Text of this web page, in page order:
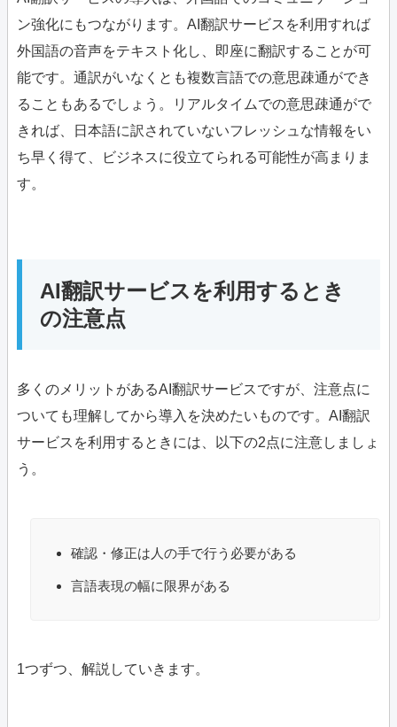
ン強化にもつながります。AI翻訳サービスを利用すれば
外国語の音声をテキスト化し、即座に翻訳することが可
能です。通訳がいなくとも複数言語での意思疎通ができ
ることもあるでしょう。リアルタイムでの意思疎通がで
きれば、日本語に訳されていないフレッシュな情報をい
ち早く得て、ビジネスに役立てられる可能性が高まりま
す。
AI翻訳サービスを利用するとき
の注意点
多くのメリットがあるAI翻訳サービスですが、注意点に
ついても理解してから導入を決めたいものです。AI翻訳
サービスを利用するときには、以下の2点に注意しましょ
う。
確認・修正は人の手で行う必要がある
言語表現の幅に限界がある
1つずつ、解説していきます。